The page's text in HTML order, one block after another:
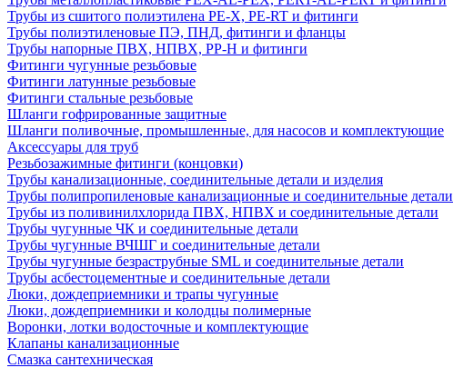
Трубы из сшитого полиэтилена PE-X, PE-RT и фитинги
Трубы полиэтиленовые ПЭ, ПНД, фитинги и фланцы
Трубы напорные ПВХ, НПВХ, PP-H и фитинги
Фитинги чугунные резьбовые
Фитинги латунные резьбовые
Фитинги стальные резьбовые
Шланги гофрированные защитные
Шланги поливочные, промышленные, для насосов и комплектующие
Аксессуары для труб
Резьбозажимные фитинги (концовки)
Трубы канализационные, соединительные детали и изделия
Трубы полипропиленовые канализационные и соединительные детали
Трубы из поливинилхлорида ПВХ, НПВХ и соединительные детали
Трубы чугунные ЧК и соединительные детали
Трубы чугунные ВЧШГ и соединительные детали
Трубы чугунные безраструбные SML и соединительные детали
Трубы асбестоцементные и соединительные детали
Люки, дождеприемники и трапы чугунные
Люки, дождеприемники и колодцы полимерные
Воронки, лотки водосточные и комплектующие
Клапаны канализационные
Смазка сантехническая